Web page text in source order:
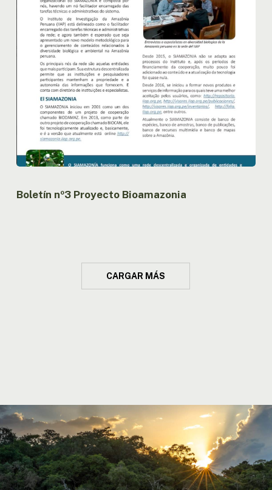
Boletín nº3 Proyecto Bioamazonia
CARGAR MÁS